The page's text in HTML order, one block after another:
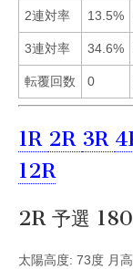
2連対率 13.5%
3連対率 34.6%
転覆回数 0
1R 2R 3R
12R
2R 予選
太陽高度: 73度 月